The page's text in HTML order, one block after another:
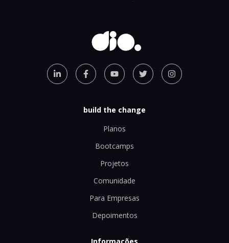
build the change
Planos
Bootcamps
Projetos
Comunidade
Para Empresas
Depoimentos